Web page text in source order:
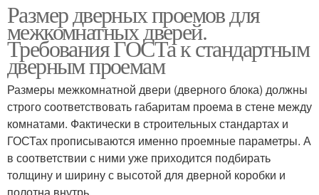
Размер дверных проемов для
межкомнатных дверей.
Требования ГОСТа к стандартным
дверным проемам
Размеры межкомнатной двери (дверного блока) должны
строго соответствовать габаритам проема в стене между
комнатами. Фактически в строительных стандартах и
ГОСТах прописываются именно проемные параметры. А
в соответствии с ними уже приходится подбирать
толщину и ширину с высотой для дверной коробки и
полотна внутрь.